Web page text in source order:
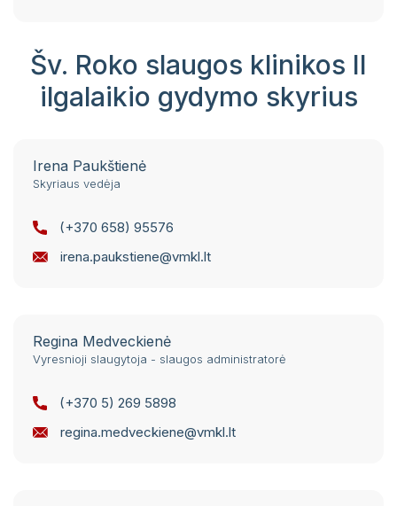
Šv. Roko slaugos klinikos II
ilgalaikio gydymo skyrius
Irena Paukštienė
Skyriaus vedėja
(+370 658) 95576
irena.paukstiene@vmkl.lt
Regina Medveckienė
Vyresnioji slaugytoja - slaugos administratorė
(+370 5) 269 5898
regina.medveckiene@vmkl.lt